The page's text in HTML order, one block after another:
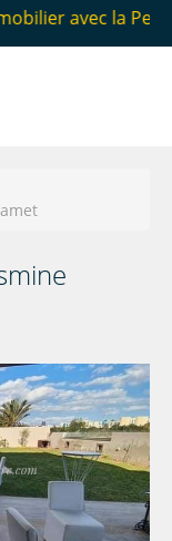
Perle immobilière